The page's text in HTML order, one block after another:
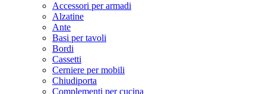
Accessori per armadi
Alzatine
Ante
Basi per tavoli
Bordi
Cassetti
Cerniere per mobili
Chiudiporta
Complementi per cucina